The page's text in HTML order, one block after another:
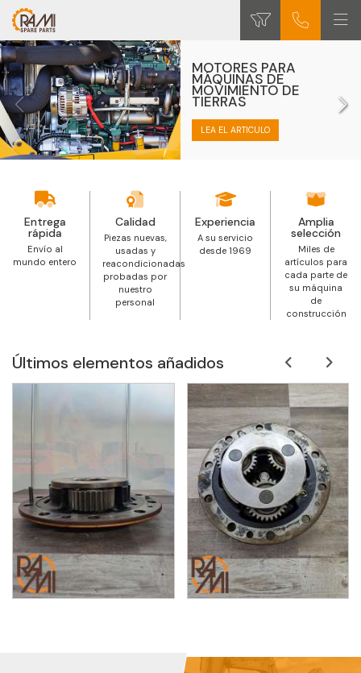
MOTORES PARA
MÁQUINAS DE
MOVIMIENTO DE
TIERRAS
LEA EL ARTICULO
Entrega
rápida
Envío al
mundo entero
Calidad
Piezas nuevas,
usadas y
reacondicionadas
probadas por
nuestro
personal
Experiencia
A su servicio
desde 1969
Amplia
selección
Miles de
artículos para
cada parte de
su máquina
de
construcción
Últimos elementos añadidos